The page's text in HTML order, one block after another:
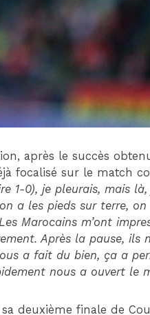
après le succès
focalisé sur le match
1-0), je pleurais, mais
a les pieds sur terre, on
Marocains m’ont
Après la pause, ils
a fait du bien, ça a
nous a ouvert le
deuxième finale de
MONACO